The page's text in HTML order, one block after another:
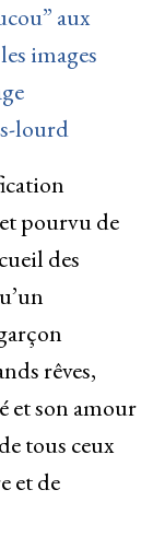
aux
images
lourd
pourvu de
des
rêves,
et son amour
tous ceux
et de